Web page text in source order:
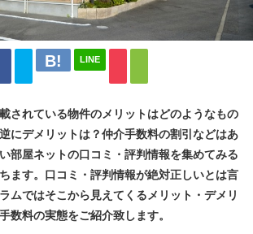
LINE
されている物件のメリットはどのようなもの
にデメリットは？仲介手数料の割引などはあ
部屋ネットの口コミ・評判情報を集めてみる
ます。口コミ・評判情報が絶対正しいとは言
ムではそこから見えてくるメリット・デメリ
数料の実態をご紹介致します。